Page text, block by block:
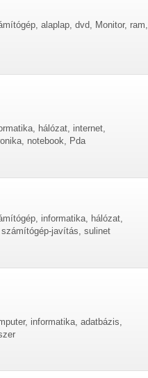
alaplap, dvd, Monitor, ram,
hálózat, internet,
notebook, Pda
informatika, hálózat,
javítás, sulinet
informatika, adatbázis,